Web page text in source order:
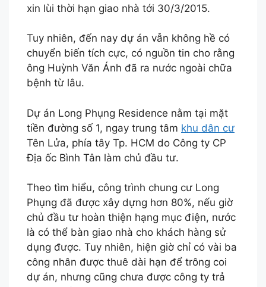
xin lùi thời hạn giao nhà tới 30/3/2015.
Tuy nhiên, đến nay dự án vẫn không hề có
chuyển biến tích cực, có nguồn tin cho rằng
ông Huỳnh Văn Ánh đã ra nước ngoài chữa
bệnh từ lâu.
Dự án Long Phụng Residence nằm tại mặt
tiền đường số 1, ngay trung tâm khu dân cư
Tên Lửa, phía tây Tp. HCM do Công ty CP
Địa ốc Bình Tân làm chủ đầu tư.
Theo tìm hiểu, công trình chung cư Long
Phụng đã được xây dựng hơn 80%, nếu giờ
chủ đầu tư hoàn thiện hạng mục điện, nước
là có thể bàn giao nhà cho khách hàng sử
dụng được. Tuy nhiên, hiện giờ chỉ có vài ba
công nhân được thuê dài hạn để trông coi
dự án, nhưng cũng chưa được công ty trả